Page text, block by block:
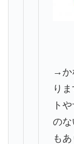
→か
り
ト
のな
も